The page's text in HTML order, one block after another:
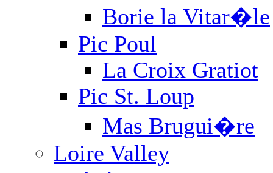
Borie la Vitar�le
Pic Poul
La Croix Gratiot
Pic St. Loup
Mas Brugui�re
Loire Valley